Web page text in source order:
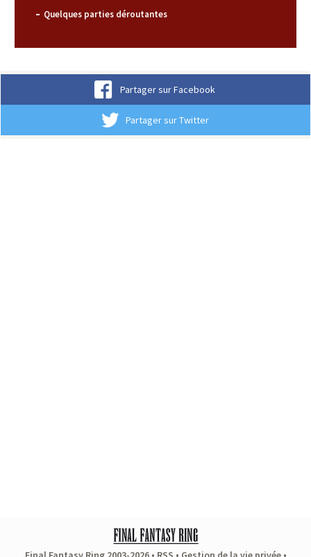
Quelques parties déroutantes
Partager sur Facebook
Partager sur Twitter